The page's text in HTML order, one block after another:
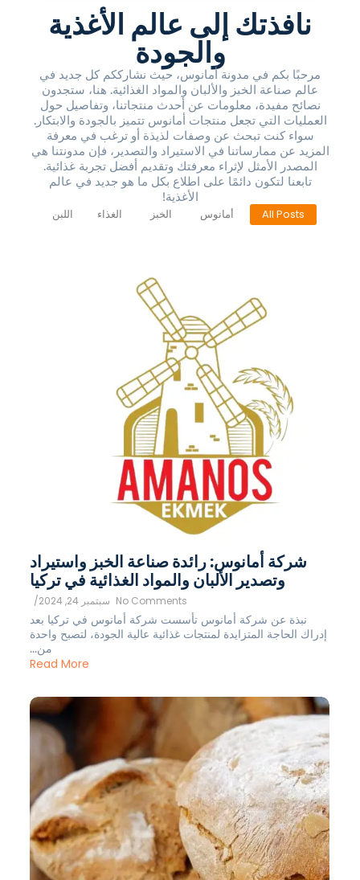
نافذتك إلى عالم الأغذية
والجودة
مرحبًا بكم في مدونة أمانوس، حيث نشارككم كل جديد في
عالم صناعة الخبز والألبان والمواد الغذائية. هنا، ستجدون
نصائح مفيدة، معلومات عن أحدث منتجاتنا، وتفاصيل حول
العمليات التي تجعل منتجات أمانوس تتميز بالجودة والابتكار.
سواء كنت تبحث عن وصفات لذيذة أو ترغب في معرفة
المزيد عن ممارساتنا في الاستيراد والتصدير، فإن مدونتنا هي
المصدر الأمثل لإثراء معرفتك وتقديم أفضل تجربة غذائية.
تابعنا لتكون دائمًا على اطلاع بكل ما هو جديد في عالم
الأغذية!
All Posts
أمانوس الخبز الغذاء اللبن
شركة أمانوس: رائدة صناعة الخبز واستيراد
وتصدير الألبان والمواد الغذائية في تركيا
سبتمبر 24, 2024 / No Comments
نبذة عن شركة أمانوس تأسست شركة أمانوس في تركيا بعد
إدراك الحاجة المتزايدة لمنتجات غذائية عالية الجودة، لتصبح واحدة
من...
Read More